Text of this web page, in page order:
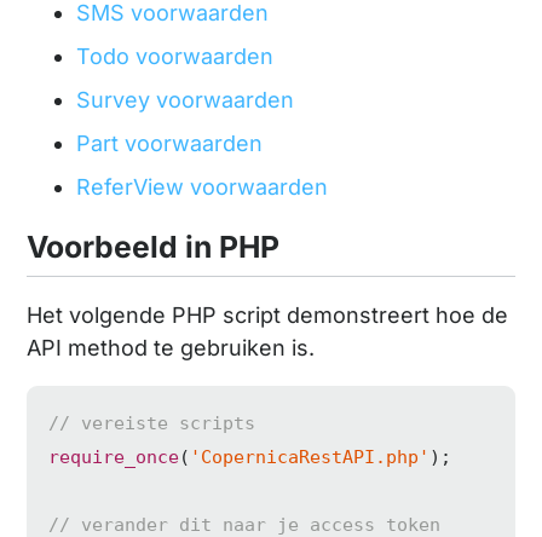
SMS voorwaarden
Todo voorwaarden
Survey voorwaarden
Part voorwaarden
ReferView voorwaarden
Voorbeeld in PHP
Het volgende PHP script demonstreert hoe de
API method te gebruiken is.
// vereiste scripts
require_once( 'CopernicaRestAPI.php' );
// verander dit naar je access token